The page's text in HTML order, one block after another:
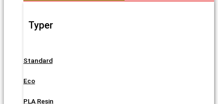
Typer
Standard
Eco
PLA Resin